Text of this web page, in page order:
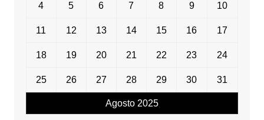
Agosto 2025
4 5 6 7 8 9 10
11 12 13 14 15 16 17
18 19 20 21 22 23 24
25 26 27 28 29 30 31